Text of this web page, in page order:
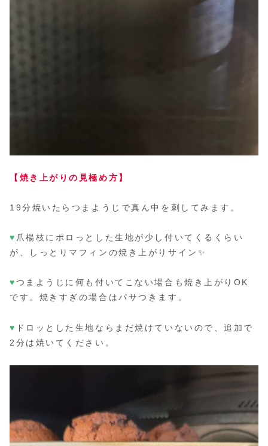
【焼き上がりの見極め方】
19分焼いたらつまようじで真ん中を刺してみます。
♥ 爪楊枝にポロっとした生地が少し付いてくるくらい
が、しっとりマフィンの焼き上がりサイン✨
♥つまようじに何も付いてこない場合も焼き上がりOK
です。焼きすぎの場合はパサつきます。
♥ ドロッとした生地ならまだ焼けていないので、追加で
2分は焼いてください。